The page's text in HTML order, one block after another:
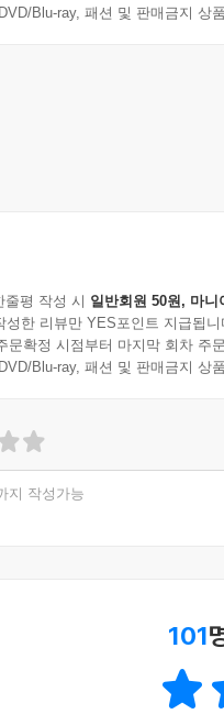
Blu-ray, 패션 및 판매금지 상
줄평 작성 시 일반회원 50원, 마니
성한 리뷰만 YES포인트 지급됩니
문확정 시점부터 마지막 회차 주
Blu-ray, 패션 및 판매금지 상
지 작성가능
101